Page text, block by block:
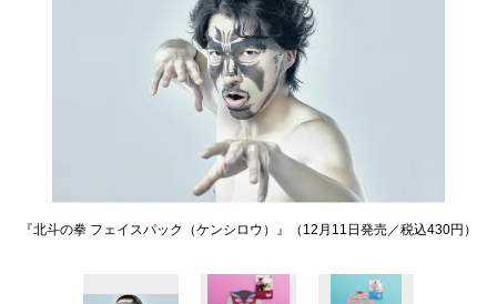
『北斗の拳 フェイスパック（ケンシロウ）』（12月11日発売／税込430円）